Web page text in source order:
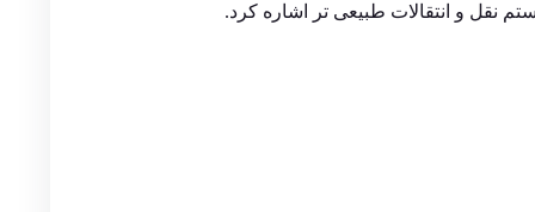
نقل و انتقالات طبیعی تر اشاره کرد.